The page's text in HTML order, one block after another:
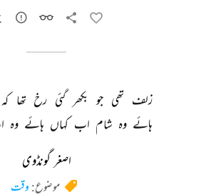
زلف تھی جو بکھر گئی رخ تھا کہ
ہائے وہ شام اب کہاں ہائے وہ
اصغر گونڈوی
موضوع: وقت